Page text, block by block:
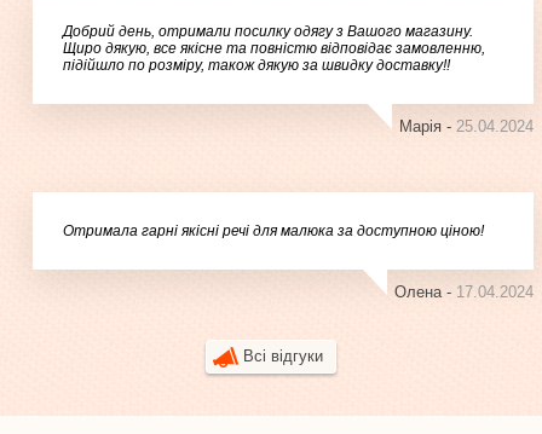
Добрий день, отримали посилку одягу з Вашого магазину.
Щиро дякую, все якісне та повністю відповідає замовленню,
підійшло по розміру, також дякую за швидку доставку!!
Марія - 25.04.2024
Отримала гарні якісні речі для малюка за доступною ціною!
Олена - 17.04.2024
Всі відгуки